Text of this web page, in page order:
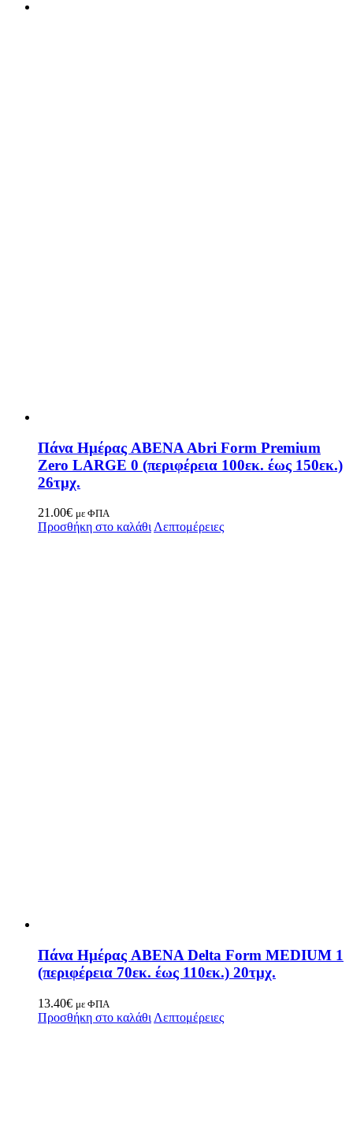
Πάνα Ημέρας ABENA Abri Form Premium
Zero LARGE 0 (περιφέρεια 100εκ. έως 150εκ.)
26τμχ.
21.00€ με ΦΠΑ
Προσθήκη στο καλάθιΛεπτομέρειες
Πάνα Ημέρας ABENA Delta Form MEDIUM 1
(περιφέρεια 70εκ. έως 110εκ.) 20τμχ.
13.40€ με ΦΠΑ
Προσθήκη στο καλάθι Λεπτομέρειες